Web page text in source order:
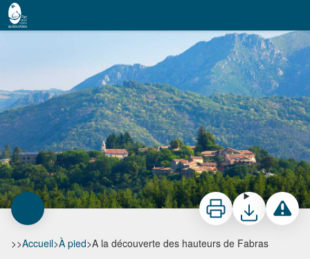
A la découverte des hauteurs de Fabras
ImprimerTéléchargerSignaler
>>Accueil>À pied>A la découverte des hauteurs de Fabras